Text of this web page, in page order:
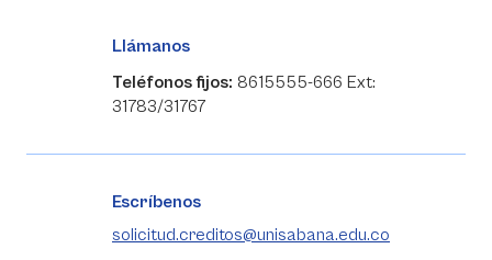
Llámanos
Teléfonos fijos: 8615555-666 Ext:
31783/31767
Escríbenos
solicitud.creditos@unisabana.edu.co